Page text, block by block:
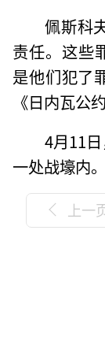
佩斯科
责任。这些
是他们犯了
《日内瓦公
4月11
一处战壕内
上一